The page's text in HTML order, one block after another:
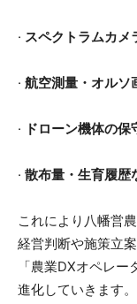
· スペクトラムカメ
· 航空測量・オルソ
· ドローン機体の
· 散布量・生育履歴
これにより八幡営
経営判断や施策立
「農業DXオペレ
進化していきます。